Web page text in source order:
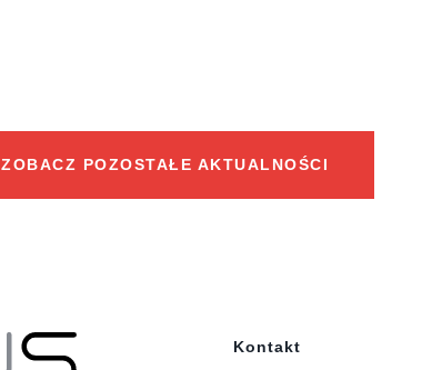
ZOBACZ POZOSTAŁE AKTUALNOŚCI
Kontakt